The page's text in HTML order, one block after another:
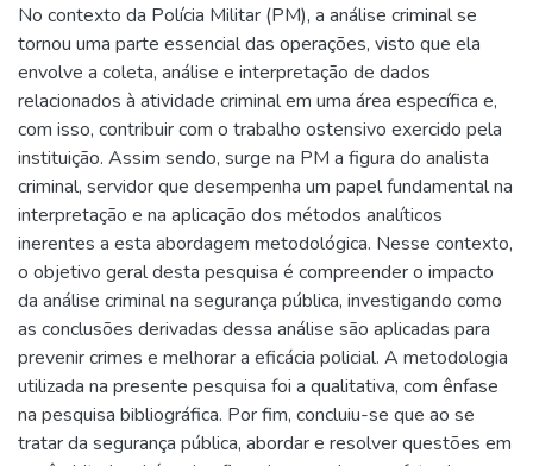
No contexto da Polícia Militar (PM), a análise criminal se
tornou uma parte essencial das operações, visto que ela
envolve a coleta, análise e interpretação de dados
relacionados à atividade criminal em uma área específica e,
com isso, contribuir com o trabalho ostensivo exercido pela
instituição. Assim sendo, surge na PM a figura do analista
criminal, servidor que desempenha um papel fundamental na
interpretação e na aplicação dos métodos analíticos
inerentes a esta abordagem metodológica. Nesse contexto,
o objetivo geral desta pesquisa é compreender o impacto
da análise criminal na segurança pública, investigando como
as conclusões derivadas dessa análise são aplicadas para
prevenir crimes e melhorar a eficácia policial. A metodologia
utilizada na presente pesquisa foi a qualitativa, com ênfase
na pesquisa bibliográfica. Por fim, concluiu-se que ao se
tratar da segurança pública, abordar e resolver questões em